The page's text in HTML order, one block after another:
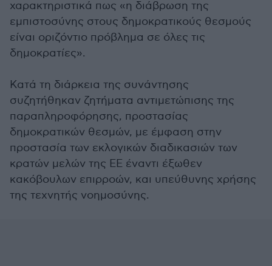
χαρακτηριστικά πως «η διάβρωση της
εμπιστοσύνης στους δημοκρατικούς θεσμούς
είναι οριζόντιο πρόβλημα σε όλες τις
δημοκρατίες».
Κατά τη διάρκεια της συνάντησης
συζητήθηκαν ζητήματα αντιμετώπισης της
παραπληροφόρησης, προστασίας
δημοκρατικών θεσμών, με έμφαση στην
προστασία των εκλογικών διαδικασιών των
κρατών μελών της ΕΕ έναντι έξωθεν
κακόβουλων επιρροών, και υπεύθυνης χρήσης
της τεχνητής νοημοσύνης.